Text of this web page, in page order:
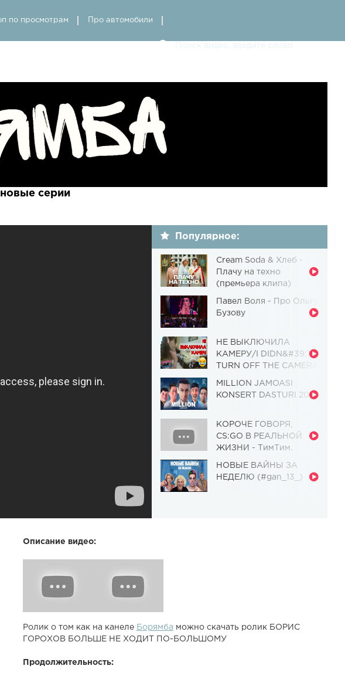
по просмотрам Про автомобили
серии
Популярное:
Cream Soda & Хлеб -
Плачу на техно
(премьера клипа)
Павел Воля - Про Ольгу
Бузову
НЕ ВЫКЛЮЧИЛА
КАМЕРУ/I DIDN&#39;T
TURN OFF THE CAMERA
Чудовище] (Выпуск 110)
MILLION JAMOASI
KONSERT DASTURI 2019
КОРОЧЕ ГОВОРЯ,
CS:GO В РЕАЛЬНОЙ
ЖИЗНИ - ТимТим.
НОВЫЕ ВАЙНЫ ЗА
НЕДЕЛЮ (#gan_13_)
Описание видео:
Ролик о том как на канеле Борямба можно скачать ролик БОРИС
ГОРОХОВ БОЛЬШЕ НЕ ХОДИТ ПО-БОЛЬШОМУ
Продолжительность: